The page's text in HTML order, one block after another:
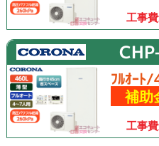
工事
ﾌﾙｵｰﾄ
補助
工事